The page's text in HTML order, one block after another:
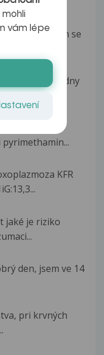
králíka jsem se
několika dny
k lecbe
KFR
jaké je riziko
den, jsem ve 14
pri krvných
vám lépe